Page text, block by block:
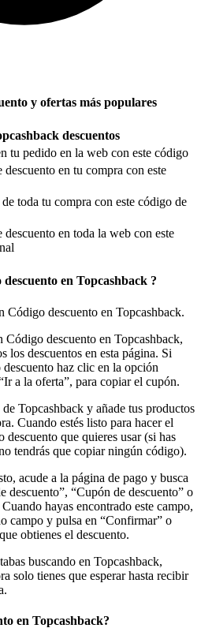
y ofertas más populares
descuentos
tu pedido en la web con este código
en tu compra con este
toda tu compra con este código de
en toda la web con este
en Topcashback ?
Código descuento en Topcashback.
Código descuento en Topcashback,
los descuentos en esta página. Si
haz clic en la opción
a la oferta”, para copiar el cupón.
Topcashback y añade tus productos
Cuando estés listo para hacer el
que quieres usar (si has
tendrás que copiar ningún código).
acude a la página de pago y busca
descuento”, “Cupón de descuento” o
hayas encontrado este campo,
campo y pulsa en “Confirmar” o
obtienes el descuento.
buscando en Topcashback,
solo tienes que esperar hasta recibir
en Topcashback?